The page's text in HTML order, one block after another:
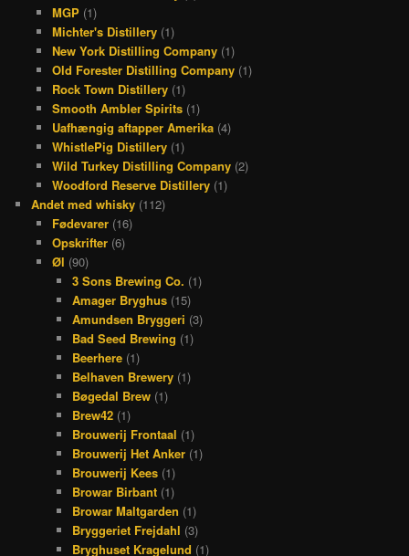
MGP(1)
Michter's Distillery(1)
New York Distilling Company(1)
Old Forester Distilling Company(1)
Rock Town Distillery(1)
Smooth Ambler Spirits(1)
Uafhængig aftapper Amerika(4)
WhistlePig Distillery(1)
Wild Turkey Distilling Company(2)
Woodford Reserve Distillery(1)
Andet med whisky (112)
Fødevarer(16)
Opskrifter(6)
Øl (90)
3 Sons Brewing Co. (1)
Amager Bryghus (15)
Amundsen Bryggeri (3)
Bad Seed Brewing (1)
Beerhere (1)
Belhaven Brewery (1)
Bøgedal Brew (1)
Brew42 (1)
Brouwerij Frontaal (1)
Brouwerij Het Anker (1)
Brouwerij Kees (1)
Browar Birbant (1)
Browar Maltgarden (1)
Bryggeriet Frejdahl (3)
Bryghuset Kragelund (1)